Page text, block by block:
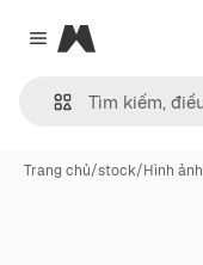
Close menu
Magnific
Trang chủ/stock/Hình ảnh